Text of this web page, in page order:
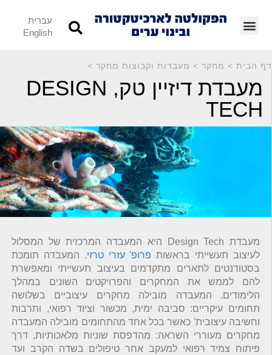
עברית
English
דף הבית > מחקר > מעבדות וקבוצות מחקר >
מעבדת דיזיין טק, DESIGN
TECH
מעבדת Design Tech היא המעבדה המרכזית של המסלול
לעיצוב תעשייתי בראשות פרופ' עזרי טרזי. המעבדה תומכת
בסטודנטים לתארים מתקדמים בעיצוב תעשייתי ומאפשרת
להם לממש את המחקרים והפרויקטים השונים במהלך
הלימודים. המעבדה מובילה מחקרים עיצוביים בשלושה
תחומים עיקריים: סביבה ימית, מכשור וציוד רפואי, ותרבות
וחשיבה עיצובית' כאשר בכל אחד מהתחומים מובילה המעבדה
מחקרים מעוררי השראה: מהדפסת שוניות מלאכותיות, דרך
פיתוח צמיד רפואי למעקב אחר טיפולים בשדה הקרב ועד